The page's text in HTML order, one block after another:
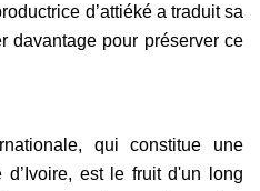
d’attiéké a traduit sa
davantage pour préserver ce
qui constitue une
est le fruit d'un long